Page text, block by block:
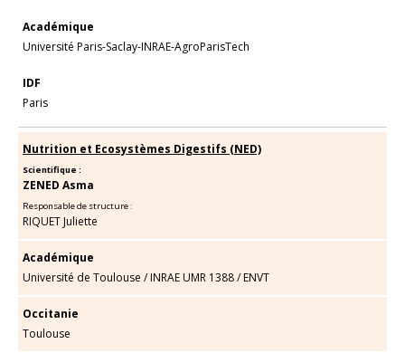
Académique
Université Paris-Saclay-INRAE-AgroParisTech
IDF
Paris
Nutrition et Ecosystèmes Digestifs (NED)
Scientifique :
ZENED Asma
Responsable de structure :
RIQUET Juliette
Académique
Université de Toulouse /INRAE UMR 1388/ENVT
Occitanie
Toulouse